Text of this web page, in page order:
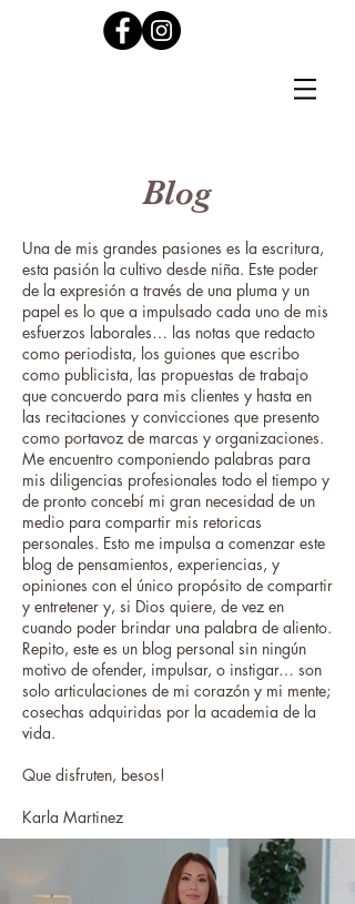
Blog
Una de mis grandes pasiones es la escritura,
esta pasión la cultivo desde niña. Este poder
de la expresión a través de una pluma y un
papel es lo que a impulsado cada uno de mis
esfuerzos laborales… las notas que redacto
como periodista, los guiones que escribo
como publicista, las propuestas de trabajo
que concuerdo para mis clientes y hasta en
las recitaciones y convicciones que presento
como portavoz de marcas y organizaciones.
Me encuentro componiendo palabras para
mis diligencias profesionales todo el tiempo y
de pronto concebí mi gran necesidad de un
medio para compartir mis retoricas
personales. Esto me impulsa a comenzar este
blog de pensamientos, experiencias, y
opiniones con el único propósito de compartir
y entretener y, si Dios quiere, de vez en
cuando poder brindar una palabra de aliento.
Repito, este es un blog personal sin ningún
motivo de ofender, impulsar, o instigar… son
solo articulaciones de mi corazón y mi mente;
cosechas adquiridas por la academia de la
vida.
Que disfruten, besos!
Karla Martinez